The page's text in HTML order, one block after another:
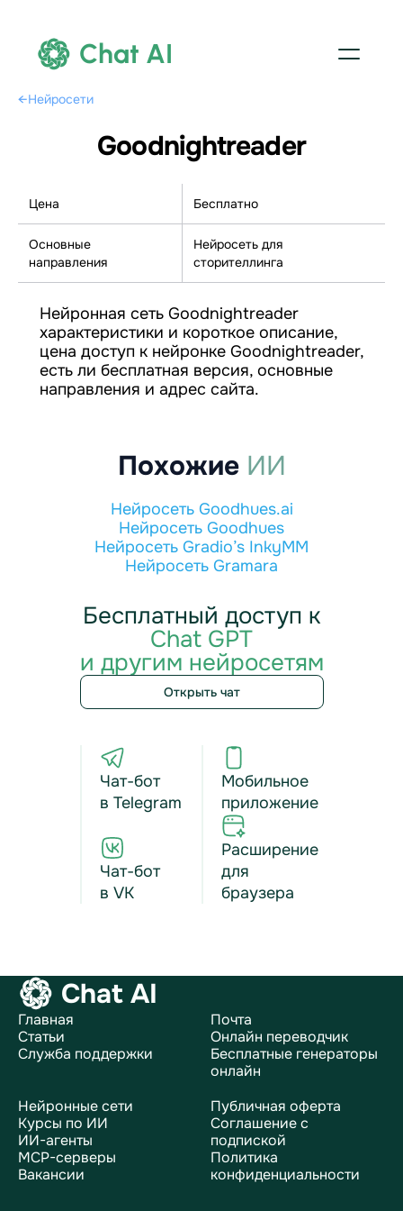
Chat AI
←Нейросети
Goodnightreader
Цена Бесплатно
Основные
направления
Нейросеть для
сторителлинга
Нейронная сеть Goodnightreader
характеристики и короткое описание,
цена доступ к нейронке Goodnightreader,
есть ли бесплатная версия, основные
направления и адрес сайта.
Похожие ИИ
Нейросеть Goodhues.ai
Нейросеть Goodhues
Нейросеть Gradio’s InkyMM
Нейросеть Gramara
Бесплатный доступ к
Chat GPT
и другим нейросетям
Открыть чат
Чат-бот
в Telegram
Чат-бот
в VK
Мобильное
приложение
Расширение
для
браузера
Chat AI
Главная
Статьи
Служба поддержки
Почта
Онлайн переводчик
Бесплатные генераторы
онлайн
Нейронные сети
Курсы по ИИ
ИИ-агенты
MCP-серверы
Вакансии
Публичная оферта
Соглашение с
подпиской
Политика
конфиденциальности